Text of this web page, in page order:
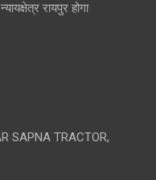
रायपुर होगा
SAPNA TRACTOR,